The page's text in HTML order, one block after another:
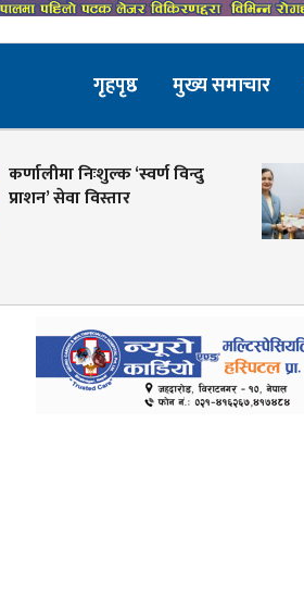
गृहपृष्ठ मुख्य समाचार
कर्णालीमा निःशुल्क ‘स्वर्ण विन्दु
प्राशन’ सेवा विस्तार